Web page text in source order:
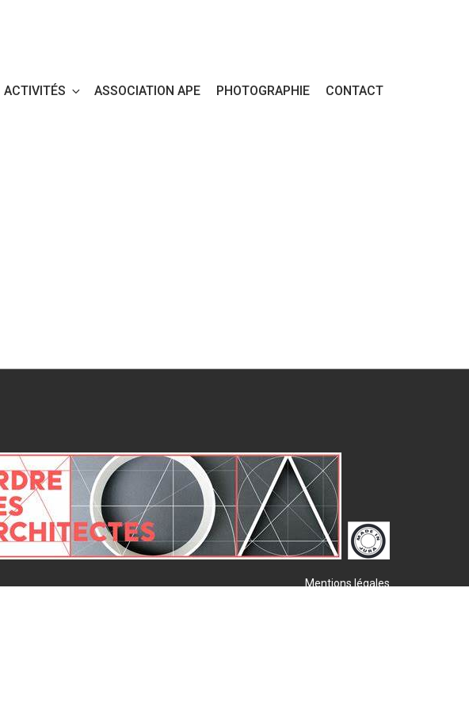
ACTIVITÉS ASSOCIATION APE PHOTOGRAPHIE CONTACT
Mentions légales